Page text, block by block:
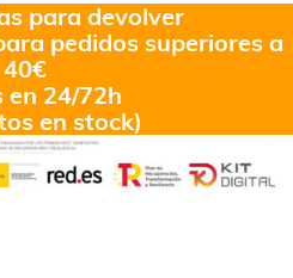
para devolver
pedidos superiores a
40€
en 24/72h
en stock)